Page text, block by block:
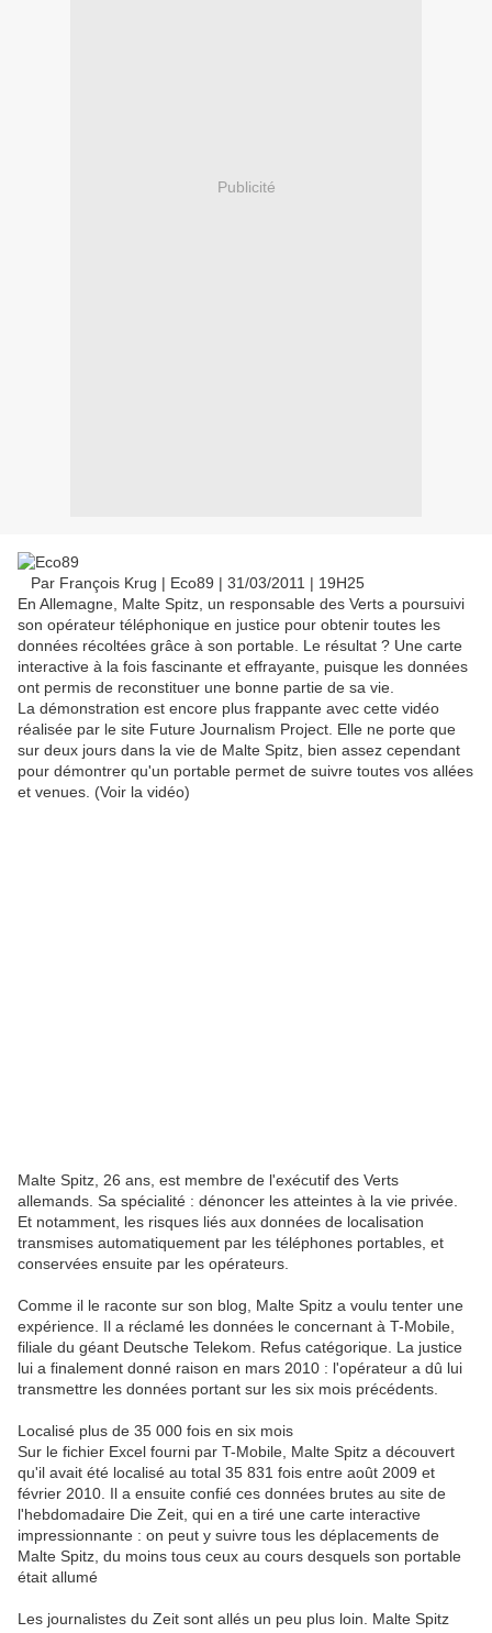
Publicité
Par François Krug | Eco89 | 31/03/2011 | 19H25
En Allemagne, Malte Spitz, un responsable des Verts a poursuivi
son opérateur téléphonique en justice pour obtenir toutes les
données récoltées grâce à son portable. Le résultat ? Une carte
interactive à la fois fascinante et effrayante, puisque les données
ont permis de reconstituer une bonne partie de sa vie.
La démonstration est encore plus frappante avec cette vidéo
réalisée par le site Future Journalism Project. Elle ne porte que
sur deux jours dans la vie de Malte Spitz, bien assez cependant
pour démontrer qu'un portable permet de suivre toutes vos allées
et venues. (Voir la vidéo)
Malte Spitz, 26 ans, est membre de l'exécutif des Verts
allemands. Sa spécialité : dénoncer les atteintes à la vie privée.
Et notamment, les risques liés aux données de localisation
transmises automatiquement par les téléphones portables, et
conservées ensuite par les opérateurs.
Comme il le raconte sur son blog, Malte Spitz a voulu tenter une
expérience. Il a réclamé les données le concernant à T-Mobile,
filiale du géant Deutsche Telekom. Refus catégorique. La justice
lui a finalement donné raison en mars 2010 : l'opérateur a dû lui
transmettre les données portant sur les six mois précédents.
Localisé plus de 35 000 fois en six mois
Sur le fichier Excel fourni par T-Mobile, Malte Spitz a découvert
qu'il avait été localisé au total 35 831 fois entre août 2009 et
février 2010. Il a ensuite confié ces données brutes au site de
l'hebdomadaire Die Zeit, qui en a tiré une carte interactive
impressionnante : on peut y suivre tous les déplacements de
Malte Spitz, du moins tous ceux au cours desquels son portable
était allumé
Les journalistes du Zeit sont allés un peu plus loin. Malte Spitz